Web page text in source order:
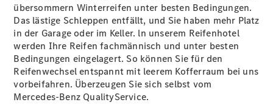
Pannenhilfe
und
Kundensupport
Mobilitätslösungen
Intelligente
Fahrzeugsteuerung
Garantie
und
übersommern Winterreifen unter besten Bedingungen.
Das lästige Schleppen entfällt, und Sie haben mehr Platz
in der Garage oder im Keller. ln unserem Reifenhotel
werden Ihre Reifen fachmännisch und unter besten
Bedingungen eingelagert. So können Sie für den
Reifenwechsel entspannt mit leerem Kofferraum bei uns
vorbeifahren. Überzeugen Sie sich selbst vom
Mercedes-Benz QualityService.